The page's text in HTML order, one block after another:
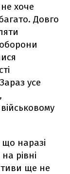
хоче
Довго
усе
наразі
рівні
ще не